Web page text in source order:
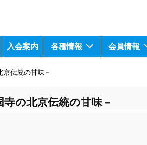
入会案内 各種情報 会員情報
京伝統の甘味－
寺の北京伝統の甘味－